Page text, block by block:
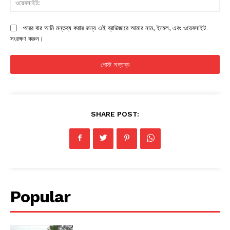
পরের বার আমি মন্তব্য করার জন্য এই ব্রাউজারে আমার নাম, ইমেল, এবং ওয়েবসাইট
সংরক্ষণ করুন।
SHARE POST:
Popular